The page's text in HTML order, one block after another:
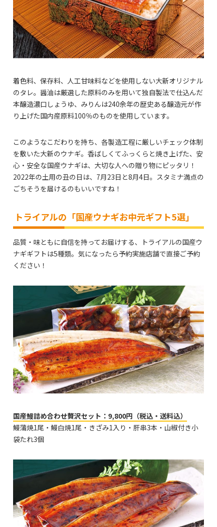
着色料、保存料、人工甘味料などを使用しない大新オリジナル
のタレ。醤油は厳選した原料のみを用いて独自製法で仕込んだ
本醸造濃口しょうゆ、みりんは240余年の歴史ある醸造元が作
り上げた国内産原料100％のものを使用しています。
このようなこだわりを持ち、各製造工程に厳しいチェック体制
を敷いた大新のウナギ。香ばしくてふっくらと焼き上げた、安
心・安全な国産ウナギは、大切な人への贈り物にピッタリ！
2022年の土用の丑の日は、7月23日と8月4日。スタミナ満点の
ごちそうを届けるのもいいですね！
トライアルの「国産ウナギお中元ギフト5選」
品質・味ともに自信を持ってお届けする、トライアルの国産ウ
ナギギフトは5種類。気になったら予約実施店舗で直接ご予約
ください！
国産鰻詰め合わせ贅沢セット：9,800円（税込・送料込）
鰻蒲焼1尾・鰻白焼1尾・きざみ1入り・肝串3本・山椒付き小
袋たれ3個